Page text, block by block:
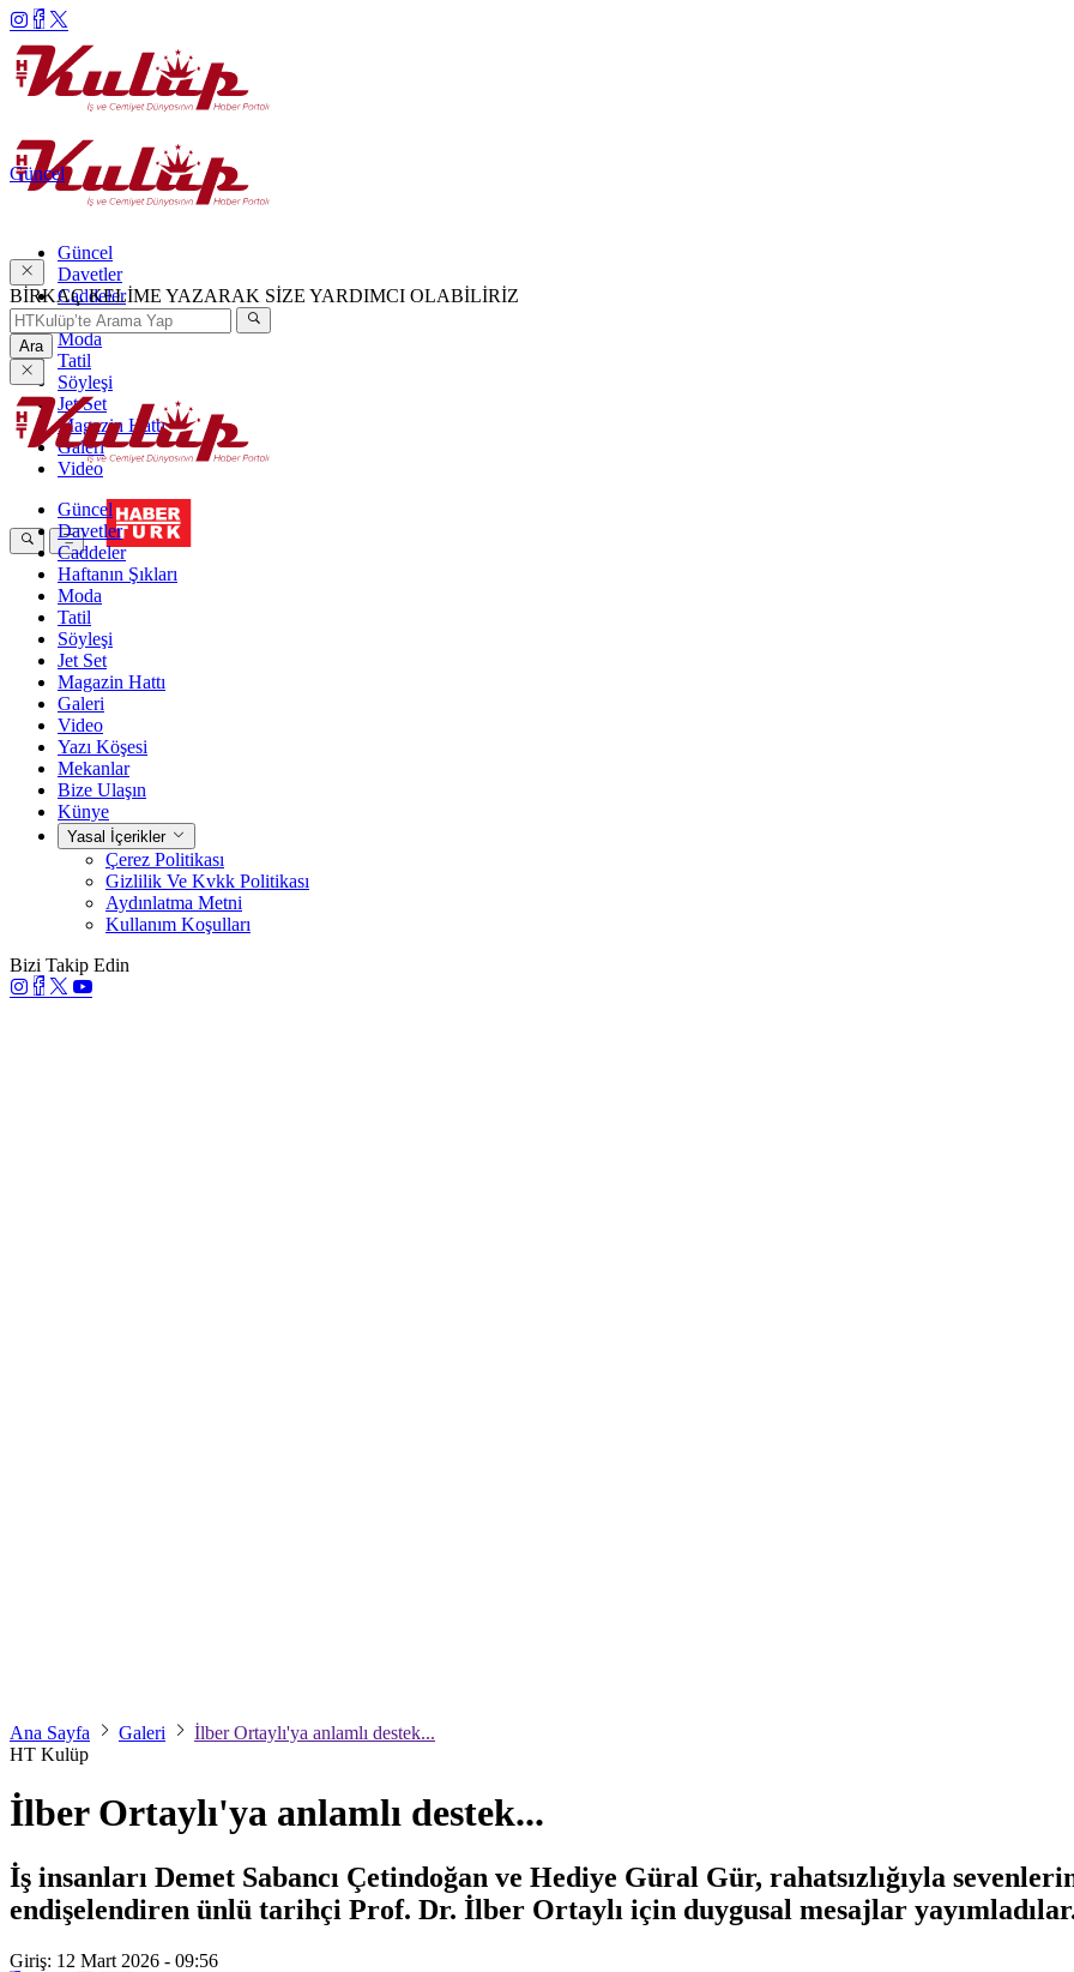
Güncel
Davetler
Caddeler
Haftanın Şıkları
Moda
Tatil
Söyleşi
Jet Set
Magazin Hattı
Galeri
Video
Güncel
BİRKAÇ KELİME YAZARAK SİZE YARDIMCI OLABİLİRİZ
Ara
Güncel
Davetler
Caddeler
Haftanın Şıkları
Moda
Tatil
Söyleşi
Jet Set
Magazin Hattı
Galeri
Video
Yazı Köşesi
Mekanlar
Bize Ulaşın
Künye
Yasal İçerikler
Çerez Politikası
Gizlilik Ve Kvkk Politikası
Aydınlatma Metni
Kullanım Koşulları
Bizi Takip Edin
Ana Sayfa Galeri
İlber Ortaylı'ya anlamlı destek...
HT Kulüp
İlber Ortaylı'ya anlamlı destek...
İş insanları Demet Sabancı Çetindoğan ve Hediye Güral Gür, rahatsızlığıyla
endişelendiren ünlü tarihçi Prof. Dr. İlber Ortaylı için duygusal mesajlar
Giriş: 12 Mart 2026 - 09:56